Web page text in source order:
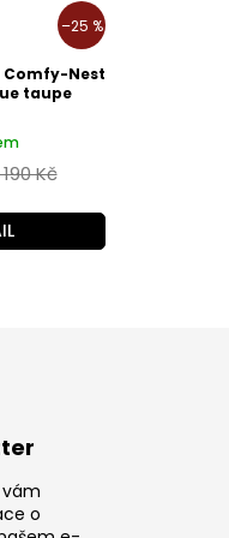
–25 %
Comfy-Nest
taupe
190 Kč
o